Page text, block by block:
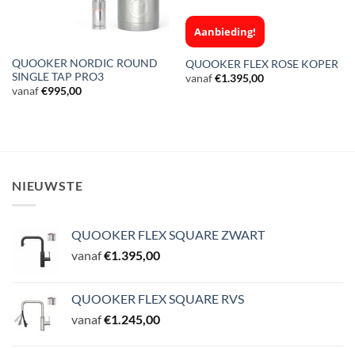
QUOOKER NORDIC ROUND
SINGLE TAP PRO3
vanaf €995,00
Aanbieding!
QUOOKER FLEX ROSE KOPER
vanaf €1.395,00
NIEUWSTE
QUOOKER FLEX SQUARE ZWART
vanaf€1.395,00
QUOOKER FLEX SQUARE RVS
vanaf€1.245,00